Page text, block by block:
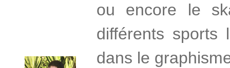
ou encore le
différents
dans le